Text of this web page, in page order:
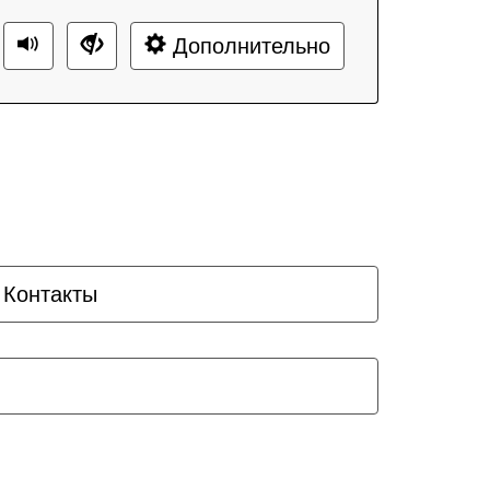
Дополнительно
Контакты